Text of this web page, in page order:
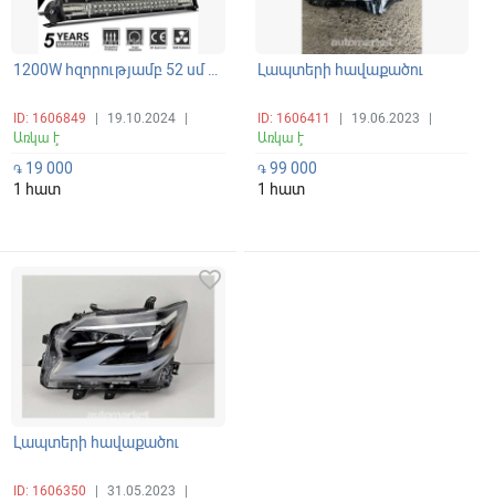
1200W հզորությամբ 52 սմ երկարությամբ ԼԵԴ բար (բալկա) լապտեր գերպայծառ և պանորամային լուսարձակմամբ
ID: 1606849 19.10.2024
Առկա է
֏ 19 000
1 հատ
Լապտերի հավաքածու
ID: 1606411 19.06.2023
Առկա է
֏99 000
1 հատ
Լապտերի հավաքածու
ID: 1606350 31.05.2023
favorite_border